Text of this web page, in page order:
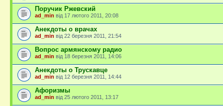
Поручик Ржевский
ad_min від 17 лютого 2011, 20:08
Анекдоты о врачах
ad_min від 22 березня 2011, 21:54
Вопрос армянскому радио
ad_min від 18 березня 2011, 14:06
Анекдоты о Трускавце
ad_min від 12 березня 2011, 14:44
Афоризмы
ad_min від 25 лютого 2011, 13:17